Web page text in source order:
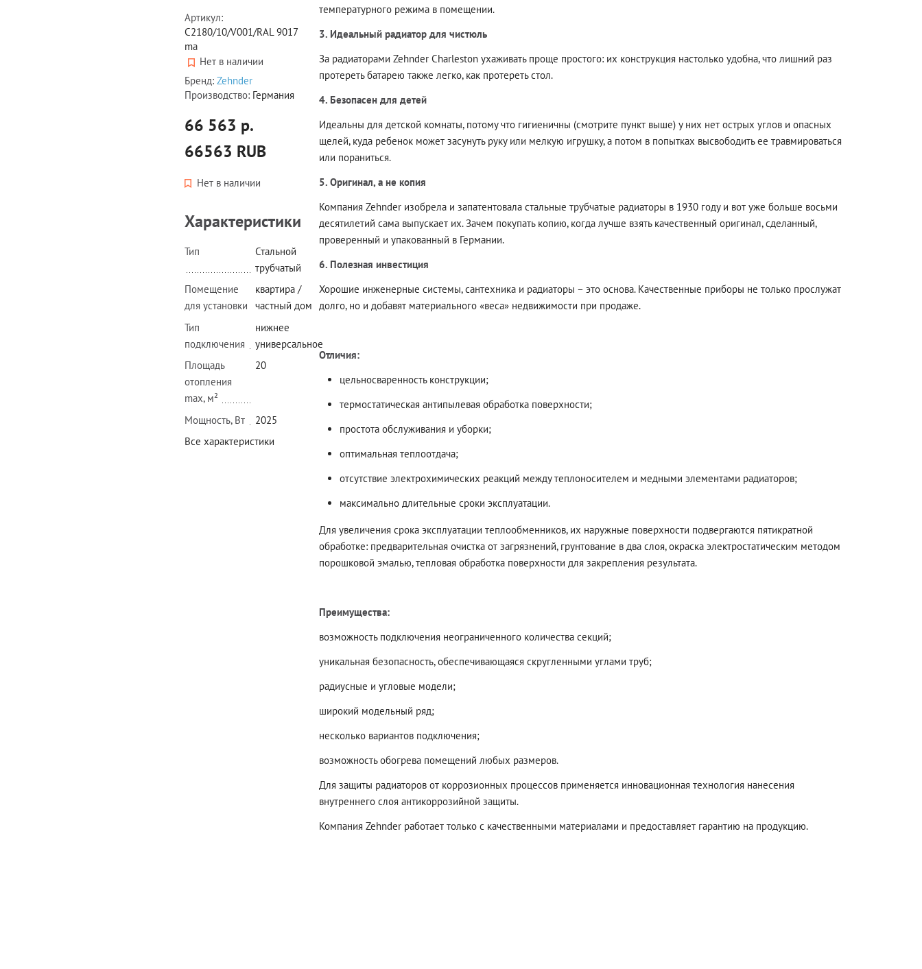
Артикул:
C2180/10/V001/RAL 9017
ma
Нет в наличии
Бренд: Zehnder
Производство: Германия
66 563 р.
66563 RUB
Нет в наличии
Характеристики
Тип
Стальной
трубчатый
Помещение
для установки
квартира /
частный дом
Тип
подключения
нижнее
универсальное
Площадь
отопления
max, м²
20
Мощность, Вт
2025
Все характеристики
температурного режима в помещении.
3. Идеальный радиатор для чистюль
За радиаторами Zehnder Charleston ухаживать проще простого: их конструкция настолько удобна, что лишний раз
протереть батарею также легко, как протереть стол.
4. Безопасен для детей
Идеальны для детской комнаты, потому что гигиеничны (смотрите пункт выше) у них нет острых углов и опасных
щелей, куда ребенок может засунуть руку или мелкую игрушку, а потом в попытках высвободить ее травмироваться
или пораниться.
5. Оригинал, а не копия
Компания Zehnder изобрела и запатентовала стальные трубчатые радиаторы в 1930 году и вот уже больше восьми
десятилетий сама выпускает их. Зачем покупать копию, когда лучше взять качественный оригинал, сделанный,
проверенный и упакованный в Германии.
6. Полезная инвестиция
Хорошие инженерные системы, сантехника и радиаторы – это основа. Качественные приборы не только прослужат
долго, но и добавят материального «веса» недвижимости при продаже.
Отличия:
цельносваренность конструкции;
термостатическая антипылевая обработка поверхности;
простота обслуживания и уборки;
оптимальная теплоотдача;
отсутствие электрохимических реакций между теплоносителем и медными элементами радиаторов;
максимально длительные сроки эксплуатации.
Для увеличения срока эксплуатации теплообменников, их наружные поверхности подвергаются пятикратной
обработке: предварительная очистка от загрязнений, грунтование в два слоя, окраска электростатическим методом
порошковой эмалью, тепловая обработка поверхности для закрепления результата.
Преимущества:
возможность подключения неограниченного количества секций;
уникальная безопасность, обеспечивающаяся скругленными углами труб;
радиусные и угловые модели;
широкий модельный ряд;
несколько вариантов подключения;
возможность обогрева помещений любых размеров.
Для защиты радиаторов от коррозионных процессов применяется инновационная технология нанесения
внутреннего слоя антикоррозийной защиты.
Компания Zehnder работает только с качественными материалами и предоставляет гарантию на продукцию.